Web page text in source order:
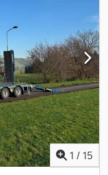
garanti -
Acsh S Aw Roajkr
1 / 15